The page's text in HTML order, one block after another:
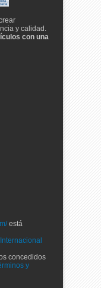
y calidad.
con una
está
concedidos
y